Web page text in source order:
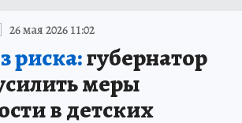
26 мая 2026 11:02
риска:губернатор
меры
в детских